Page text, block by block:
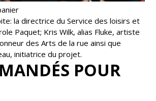
la directrice du Service des loisirs et
Paquet; Kris Wilk, alias Fluke, artiste
des Arts de la rue ainsi que
initiatrice du projet.
POUR